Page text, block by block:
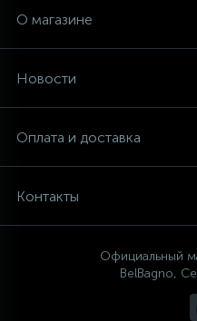
О магазине
Новости
Оплата и доставка
Контакты
Официальный
BelBagno,